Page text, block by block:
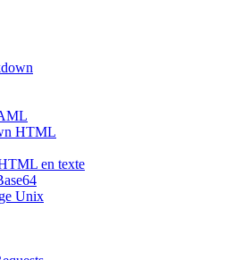
HTML
en texte
Unix